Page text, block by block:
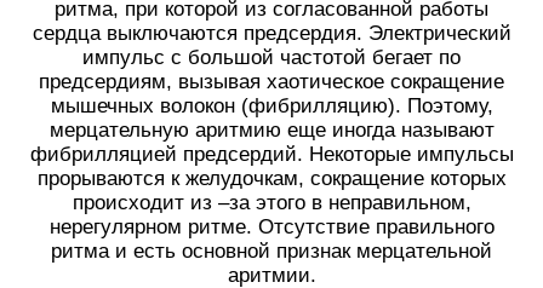
ритма, при которой из согласованной работы
сердца выключаются предсердия. Электрический
импульс с большой частотой бегает по
предсердиям, вызывая хаотическое сокращение
мышечных волокон (фибрилляцию). Поэтому,
мерцательную аритмию еще иногда называют
фибрилляцией предсердий. Некоторые импульсы
прорываются к желудочкам, сокращение которых
происходит из –за этого в неправильном,
нерегулярном ритме. Отсутствие правильного
ритма и есть основной признак мерцательной
аритмии.